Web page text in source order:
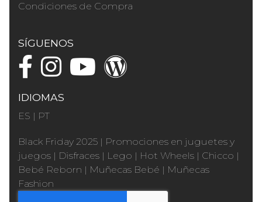
Condiciones de Compra
SÍGUENOS
IDIOMAS
ES | PT
Black Friday 2025 | Promociones en juguetes y
juegos | Disfraces | Lego | Hot Wheels | Chicco |
Bebé Reborn | Muñecas Bebé | Muñecas
Fashion